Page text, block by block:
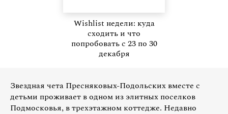
Wishlist недели: куда
сходить и что
попробовать с 23 по 30
декабря
Звездная чета Пресняковых-Подольских вместе с
детьми проживает в одном из элитных поселков
Подмосковья, в трехэтажном коттедже. Недавно